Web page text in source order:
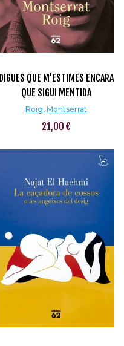
DIGUES QUE M'ESTIMES ENCARA
QUE SIGUI MENTIDA
Roig, Montserrat
21,00 €